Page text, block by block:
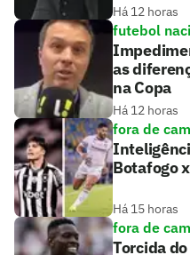
Há 12 horas
futebol
as
na Copa
Há 12 horas
fora de
Botafogo
Há 15 horas
fora de
Torcida